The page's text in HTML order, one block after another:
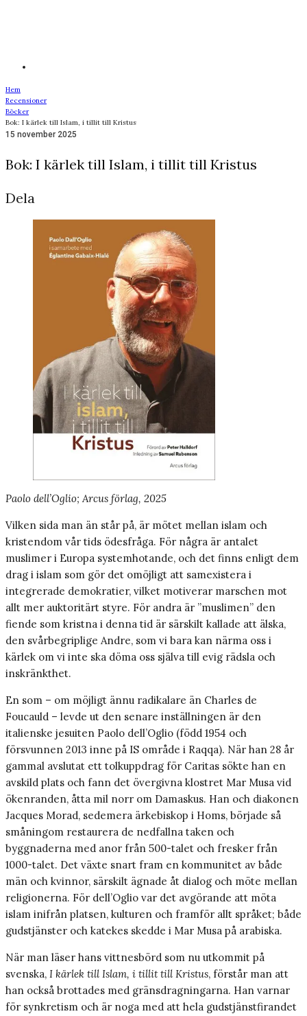
Hem
Recensioner
Böcker
Bok: I kärlek till Islam, i tillit till Kristus
15 november 2025
Bok: I kärlek till Islam, i tillit till Kristus
Dela
Paolo dell’Oglio; Arcus förlag, 2025
Vilken sida man än står på, är mötet mellan islam och
kristendom vår tids ödesfråga. För några är antalet
muslimer i Europa systemhotande, och det finns enligt dem
drag i islam som gör det omöjligt att samexistera i
integrerade demokratier, vilket motiverar marschen mot
allt mer auktoritärt styre. För andra är ”muslimen” den
fiende som kristna i denna tid är särskilt kallade att älska,
den svårbegriplige Andre, som vi bara kan närma oss i
kärlek om vi inte ska döma oss själva till evig rädsla och
inskränkthet.
En som – om möjligt ännu radikalare än Charles de
Foucauld – levde ut den senare inställningen är den
italienske jesuiten Paolo dell’Oglio (född 1954 och
försvunnen 2013 inne på IS område i Raqqa). När han 28 år
gammal avslutat ett tolkuppdrag för Caritas sökte han en
avskild plats och fann det övergivna klostret Mar Musa vid
ökenranden, åtta mil norr om Damaskus. Han och diakonen
Jacques Morad, sedemera ärkebiskop i Homs, började så
småningom restaurera de nedfallna taken och
byggnaderna med anor från 500-­talet och fresker från
1000-talet. Det växte snart fram en kommunitet av både
män och kvinnor, särskilt ägnade åt dialog och möte mellan
religionerna. För dell’Oglio var det avgörande att möta
islam inifrån platsen, kulturen och framför allt språket; både
gudstjänster och katekes skedde i Mar Musa på arabiska.
När man läser hans vittnesbörd som nu utkommit på
svenska, I kärlek till Islam, i tillit till Kristus, förstår man att
han också brottades med gränsdragningarna. Han varnar
för synkretism och är noga med att hela gudstjänstfirandet